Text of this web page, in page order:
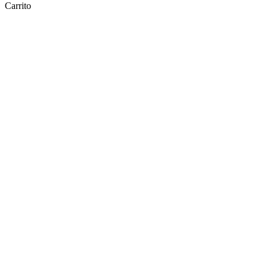
Carrito